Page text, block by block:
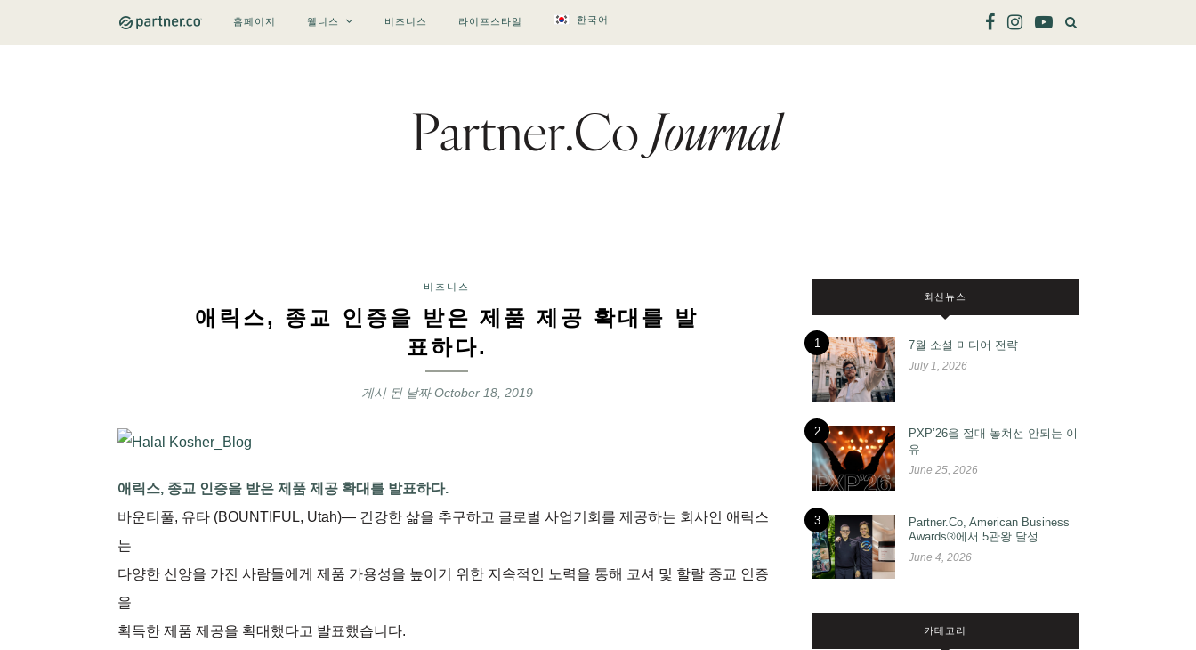
홈페이지 웰니스 비즈니스 라이프스타일 한국어
비즈니스
애릭스, 종교 인증을 받은 제품 제공 확대를 발
표하다.
게시 된 날짜October 18, 2019
애릭스, 종교 인증을 받은 제품 제공 확대를 발표하다.
바운티풀, 유타 (BOUNTIFUL, Utah)— 건강한 삶을 추구하고 글로벌 사업기회를 제공하는 회사인 애릭스
는
다양한 신앙을 가진 사람들에게 제품 가용성을 높이기 위한 지속적인 노력을 통해 코셔 및 할랄 종교 인증
을
획득한 제품 제공을 확대했다고 발표했습니다.
최신뉴스
1 7월 소셜 미디어 전략
July 1, 2026
2
PXP’26을 절대 놓쳐선 안되는 이
유
June 25, 2026
3
Partner.Co, American Business
Awards®에서 5관왕 달성
June 4, 2026
카테고리